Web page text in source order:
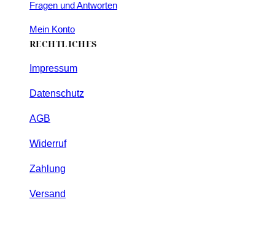
Fragen und Antworten
Mein Konto
RECHTLICHES
Impressum
Datenschutz
AGB
Widerruf
Zahlung
Versand